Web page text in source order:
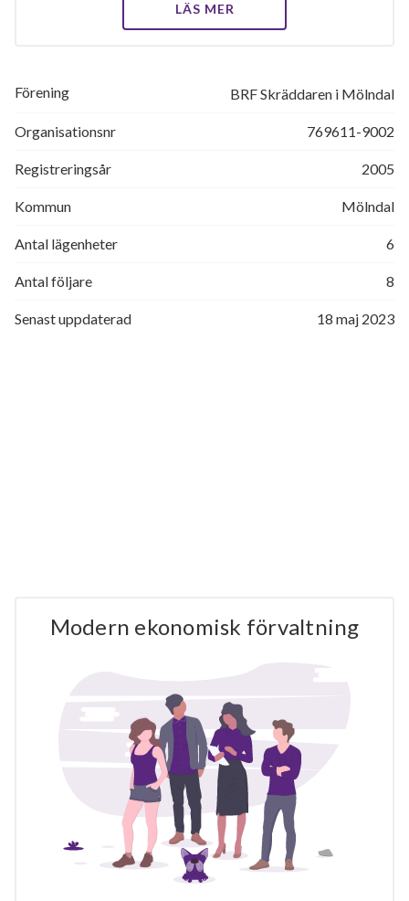
LÄS MER
Förening BRF Skräddaren i Mölndal
Organisationsnr 769611-9002
Registreringsår 2005
Kommun Mölndal
Antal lägenheter 6
Antal följare 8
Senast uppdaterad 18 maj 2023
Modern ekonomisk förvaltning